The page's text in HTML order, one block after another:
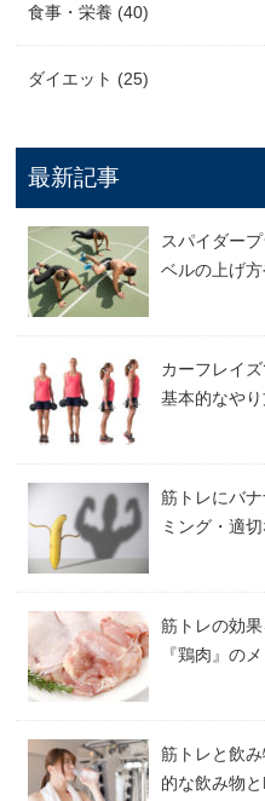
食事・栄養 (40)
ダイエット (25)
最新記事
スパイダー
ベルの上げ方
カーフレイ
基本的なや
筋トレにバ
ミング・適
筋トレの効
『鶏肉』の
筋トレと飲
的な飲み物